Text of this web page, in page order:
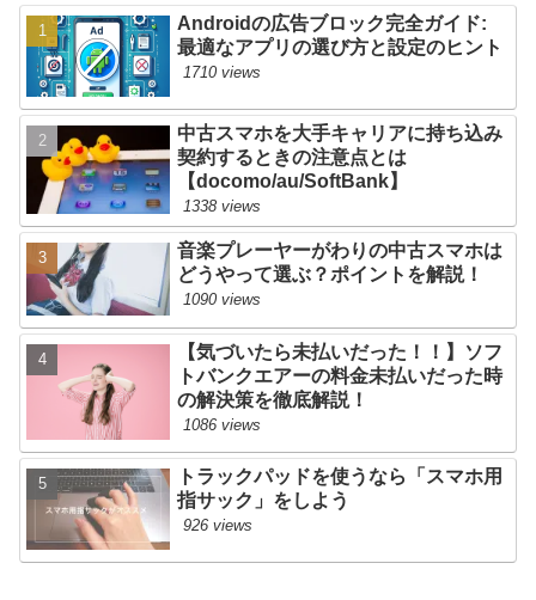
Androidの広告ブロック完全ガイド:
最適なアプリの選び方と設定のヒント
1710 views
中古スマホを大手キャリアに持ち込み
契約するときの注意点とは
【docomo/au/SoftBank】
1338 views
音楽プレーヤーがわりの中古スマホは
どうやって選ぶ？ポイントを解説！
1090 views
【気づいたら未払いだった！！】ソフ
トバンクエアーの料金未払いだった時
の解決策を徹底解説！
1086 views
トラックパッドを使うなら「スマホ用
指サック」をしよう
926 views